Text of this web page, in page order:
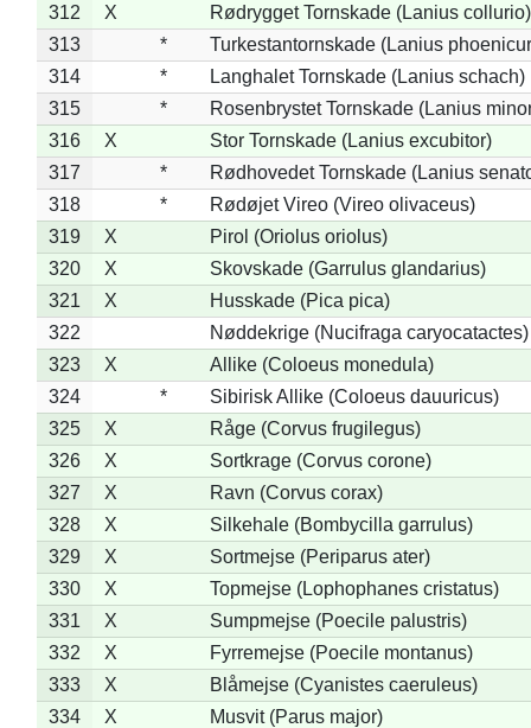
312
X
Rødrygget Tornskade (Lanius collurio)
313
*
Turkestantornskade (Lanius
314
*
Langhalet Tornskade (Lanius schach)
315
*
Rosenbrystet Tornskade (Lanius
316
X
Stor Tornskade (Lanius excubitor)
317
*
Rødhovedet Tornskade (Lanius
318
*
Rødøjet Vireo (Vireo olivaceus)
319
X
Pirol (Oriolus oriolus)
320
X
Skovskade (Garrulus glandarius)
321
X
Husskade (Pica pica)
322
Nøddekrige (Nucifraga caryocatactes)
323
X
Allike (Coloeus monedula)
324
*
Sibirisk Allike (Coloeus dauuricus)
325
X
Råge (Corvus frugilegus)
326
X
Sortkrage (Corvus corone)
327
X
Ravn (Corvus corax)
328
X
Silkehale (Bombycilla garrulus)
329
X
Sortmejse (Periparus ater)
330
X
Topmejse (Lophophanes cristatus)
331
X
Sumpmejse (Poecile palustris)
332
X
Fyrremejse (Poecile montanus)
333
X
Blåmejse (Cyanistes caeruleus)
334
X
Musvit (Parus major)